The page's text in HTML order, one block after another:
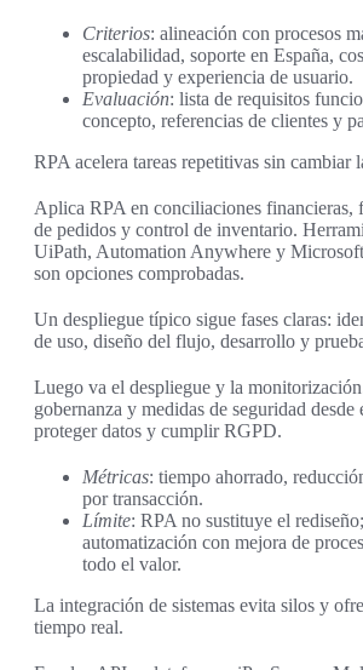
Criterios: alineación con procesos
escalabilidad, soporte en España,
propiedad y experiencia de usuario.
Evaluación: lista de requisitos
concepto, referencias de clientes y
RPA acelera tareas repetitivas sin cambiar
Aplica RPA en conciliaciones financieras,
de pedidos y control de inventario.
UiPath, Automation Anywhere y
son opciones comprobadas.
Un despliegue típico sigue fases claras:
de uso, diseño del flujo, desarrollo y
Luego va el despliegue y la
gobernanza y medidas de seguridad desde
proteger datos y cumplir RGPD.
Métricas: tiempo ahorrado,
por transacción.
Límite: RPA no sustituye el
automatización con mejora de
todo el valor.
La integración de sistemas evita silos y
tiempo real.